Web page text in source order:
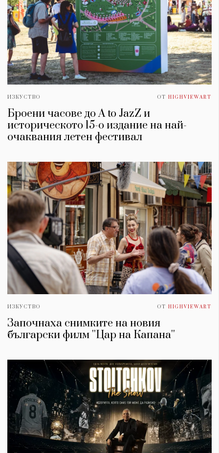
ИЗКУСТВО ОТ HIGHVIEWART
Броени часове до A to JazZ и
историческото 15-о издание на най-
очаквания летен фестивал
ИЗКУСТВО ОТ HIGHVIEWART
Започнаха снимките на новия
български филм ''Цар на Капана''